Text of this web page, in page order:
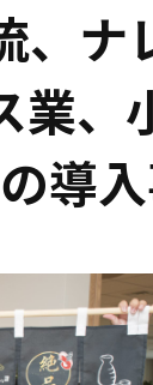
、ナ
業、
導